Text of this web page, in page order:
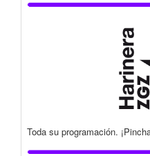
Toda su programación.